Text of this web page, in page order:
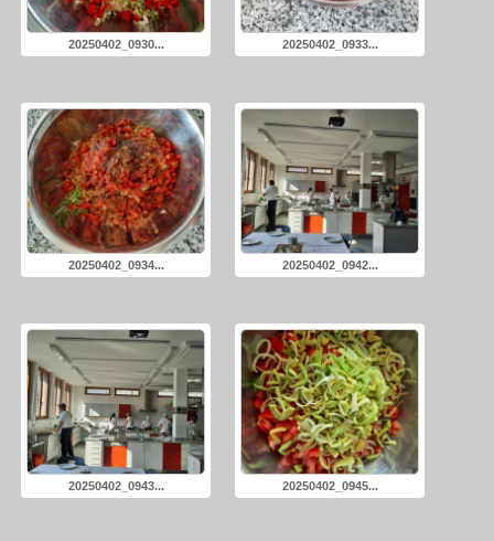
20250402_0930... 20250402_0933...
20250402_0934... 20250402_0942...
20250402_0943... 20250402_0945...